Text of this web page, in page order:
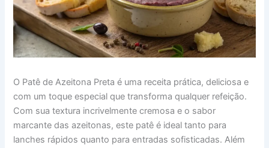
O Patê de Azeitona Preta é uma receita prática, deliciosa e
com um toque especial que transforma qualquer refeição.
Com sua textura incrivelmente cremosa e o sabor
marcante das azeitonas, este patê é ideal tanto para
lanches rápidos quanto para entradas sofisticadas. Além